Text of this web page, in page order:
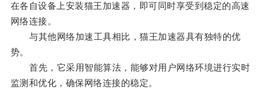
在各自设备上安装猫王加速器，即可同时享受到稳定的高速
网络连接。
与其他网络加速工具相比，猫王加速器具有独特的优
势。
首先，它采用智能算法，能够对用户网络环境进行实时
监测和优化，确保网络连接的稳定。